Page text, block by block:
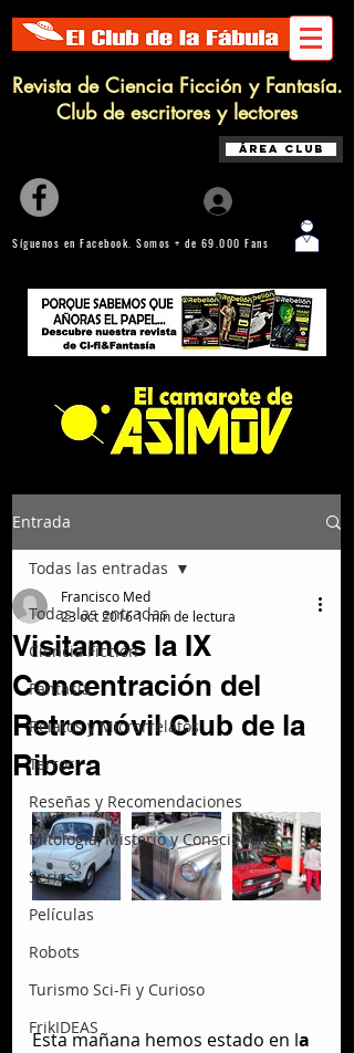
Revista de Ciencia Ficción y Fantasía.
Club de escritores y lectores
Área Club
Síguenos en Facebook. Somos + de 69.000 Fans
Entrada
Todas las entradas
Ciencia Ficción
Fantasía
Relatos y Microrrelatos
Terror
Reseñas y Recomendaciones
Mitología, Misterio y Consciencia
Series
Películas
Robots
Turismo Sci-Fi y Curioso
FrikIDEAS
Todas las entradas
Visitamos la IX
Concentración del
Retromóvil Club de la
Ribera
Francisco Med
23 oct 20161 min de lectura
Esta mañana hemos estado en la